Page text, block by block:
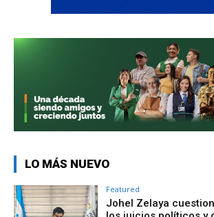
LO MÁS NUEVO
Featured
Johel Zelaya